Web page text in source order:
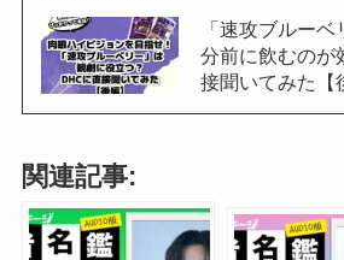
「速攻ブルー
分前に飲むのが
接聞いてみた【
関連記事: